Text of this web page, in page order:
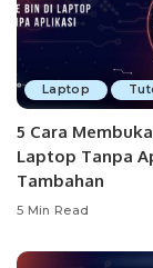
Laptop
5 Cara
Laptop Tanpa
Tambahan
5 Min Read